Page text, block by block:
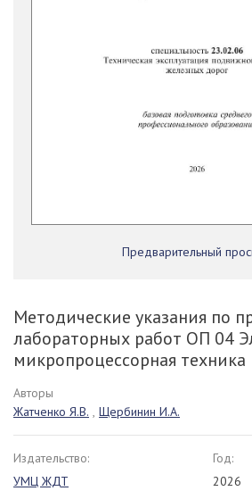
Предварительный
Методические указания по
лабораторных работ ОП 04
микропроцессорная техника
Авторы
Жатченко Я.В. , Щербинин И.А.
Издательство:
УМЦ ЖДТ
Год:
2026